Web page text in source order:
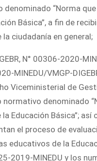
“Norma
Básica”, a fin de
ciudadanía en general;
N° 00306-2020-
MINEDU/VMGP-
Viceministerial de
denominado
Educación Básica”; así
el proceso de
educativos de la
2019-MINEDU y los